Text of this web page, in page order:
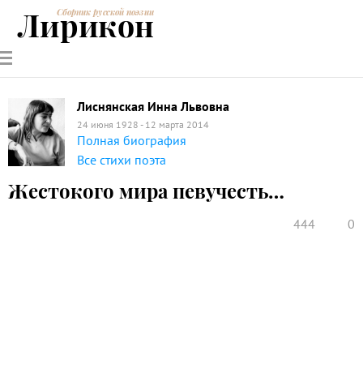
РУССКИЕ
ПОЭТЫ
СОВРЕМЕННИКИЭНЦИКЛОПЕДИЯ
ПОЭЗИИ
Сборник русской поэзии
Лирикон
Лиснянская Инна Львовна
24 июня 1928 - 12 марта 2014
Полная биография
Все стихи поэта
Жестокого мира певучесть…
444 0